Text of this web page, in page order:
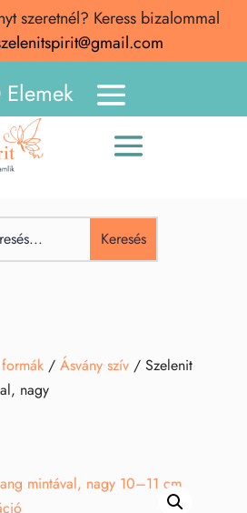
szeretnél? Keress bizalommal
Elemek
/ Ásvány szív/ Szelenit
nagy